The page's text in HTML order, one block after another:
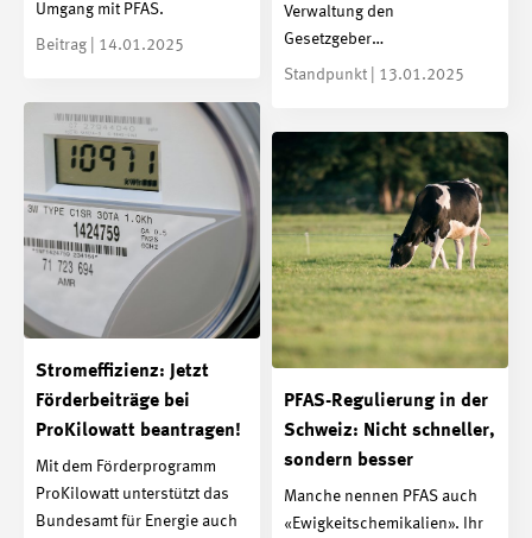
Umgang mit PFAS.
Beitrag | 14.01.2025
Verwaltung den
Gesetzgeber…
Standpunkt | 13.01.2025
Stromeffizienz: Jetzt
Förderbeiträge bei
ProKilowatt beantragen!
Mit dem Förderprogramm
ProKilowatt unterstützt das
Bundesamt für Energie auch
PFAS-Regulierung in der
Schweiz: Nicht schneller,
sondern besser
Manche nennen PFAS auch
«Ewigkeitschemikalien». Ihr